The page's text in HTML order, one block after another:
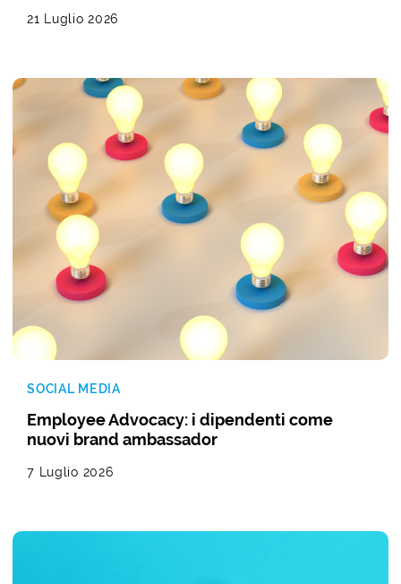
21 Luglio 2026
SOCIAL MEDIA
Employee Advocacy: i dipendenti come
nuovi brand ambassador
7 Luglio 2026